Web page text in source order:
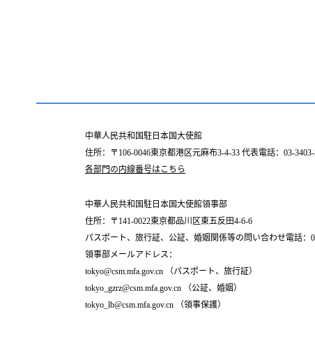
中華人民共和国駐日本国大使館
住所：〒106-0046東京都港区元麻布3-4-33 代表電話：03-3403-
各部門の内線番号はこちら
中華人民共和国駐日本国大使館領事部
住所：〒141-0022東京都品川区東五反田4-6-6
パスポート、旅行証、公証、婚姻関係等の問い合わせ電話：
領事部メールアドレス：
tokyo@csm.mfa.gov.cn （パスポート、旅行証）
tokyo_gzrz@csm.mfa.gov.cn （公証、婚姻）
tokyo_lb@csm.mfa.gov.cn （領事保護）